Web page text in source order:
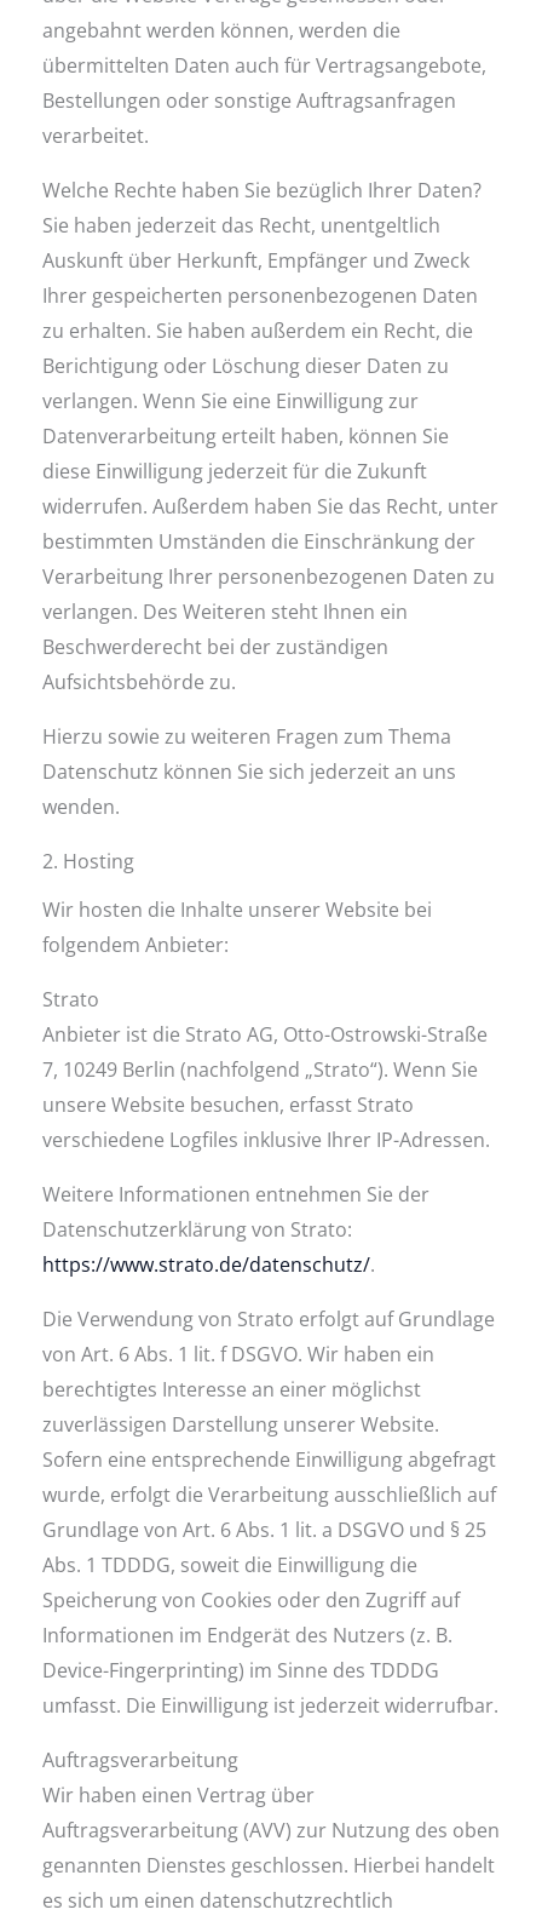
angebahnt werden können, werden die
übermittelten Daten auch für Vertragsangebote,
Bestellungen oder sonstige Auftragsanfragen
verarbeitet.
Welche Rechte haben Sie bezüglich Ihrer Daten?
Sie haben jederzeit das Recht, unentgeltlich
Auskunft über Herkunft, Empfänger und Zweck
Ihrer gespeicherten personenbezogenen Daten
zu erhalten. Sie haben außerdem ein Recht, die
Berichtigung oder Löschung dieser Daten zu
verlangen. Wenn Sie eine Einwilligung zur
Datenverarbeitung erteilt haben, können Sie
diese Einwilligung jederzeit für die Zukunft
widerrufen. Außerdem haben Sie das Recht, unter
bestimmten Umständen die Einschränkung der
Verarbeitung Ihrer personenbezogenen Daten zu
verlangen. Des Weiteren steht Ihnen ein
Beschwerderecht bei der zuständigen
Aufsichtsbehörde zu.
Hierzu sowie zu weiteren Fragen zum Thema
Datenschutz können Sie sich jederzeit an uns
wenden.
2. Hosting
Wir hosten die Inhalte unserer Website bei
folgendem Anbieter:
Strato
Anbieter ist die Strato AG, Otto-Ostrowski-Straße
7, 10249 Berlin (nachfolgend „Strato“). Wenn Sie
unsere Website besuchen, erfasst Strato
verschiedene Logfiles inklusive Ihrer IP-Adressen.
Weitere Informationen entnehmen Sie der
Datenschutzerklärung von Strato:
https://www.strato.de/datenschutz/.
Die Verwendung von Strato erfolgt auf Grundlage
von Art. 6 Abs. 1 lit. f DSGVO. Wir haben ein
berechtigtes Interesse an einer möglichst
zuverlässigen Darstellung unserer Website.
Sofern eine entsprechende Einwilligung abgefragt
wurde, erfolgt die Verarbeitung ausschließlich auf
Grundlage von Art. 6 Abs. 1 lit. a DSGVO und § 25
Abs. 1 TDDDG, soweit die Einwilligung die
Speicherung von Cookies oder den Zugriff auf
Informationen im Endgerät des Nutzers (z. B.
Device-Fingerprinting) im Sinne des TDDDG
umfasst. Die Einwilligung ist jederzeit widerrufbar.
Auftragsverarbeitung
Wir haben einen Vertrag über
Auftragsverarbeitung (AVV) zur Nutzung des oben
genannten Dienstes geschlossen. Hierbei handelt
es sich um einen datenschutzrechtlich